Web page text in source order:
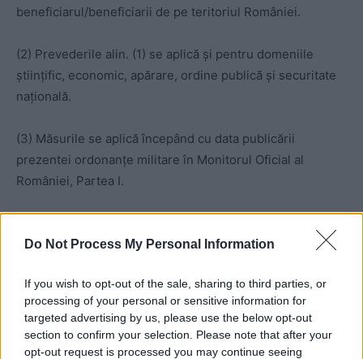
Do Not Process My Personal Information
If you wish to opt-out of the sale, sharing to third parties, or
processing of your personal or sensitive information for
targeted advertising by us, please use the below opt-out
section to confirm your selection. Please note that after your
opt-out request is processed you may continue seeing
beneficiarul/beneficiarii de pe teritoriul României.
(2) Prevederile alin. (1) se aplică și pentru domeniile
științific, economic, apărare, ordine publică și securitate
națională.
(3) Măsurile se aplică începând cu data publicării
prezentei ordonanțe militare în Monitorul Oficial al
României, Partea I.
suspendă exportul pentru produsele agroalimentare din
militară.
(2) Procedurile de export a produselor agroalimentare
prevăzute la alin. (1), aflate în derulare la data intrării în